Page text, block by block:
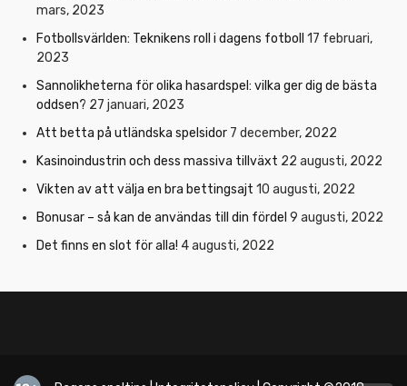
mars, 2023
Fotbollsvärlden: Teknikens roll i dagens fotboll 17 februari,
2023
Sannolikheterna för olika hasardspel: vilka ger dig de bästa
oddsen? 27 januari, 2023
Att betta på utländska spelsidor 7 december, 2022
Kasinoindustrin och dess massiva tillväxt 22 augusti, 2022
Vikten av att välja en bra bettingsajt 10 augusti, 2022
Bonusar – så kan de användas till din fördel 9 augusti, 2022
Det finns en slot för alla! 4 augusti, 2022